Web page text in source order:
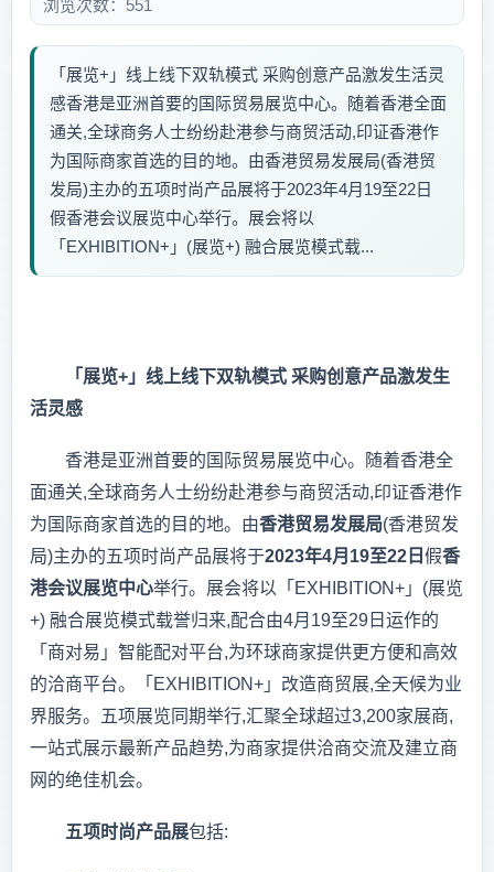
浏览次数：551
「展览+」线上线下双轨模式 采购创意产品激发生活灵
感香港是亚洲首要的国际贸易展览中心。随着香港全面
通关,全球商务人士纷纷赴港参与商贸活动,印证香港作
为国际商家首选的目的地。由香港贸易发展局(香港贸
发局)主办的五项时尚产品展将于2023年4月19至22日
假香港会议展览中心举行。展会将以
「EXHIBITION+」(展览+) 融合展览模式载...
「展览+ 」线上线下双轨模式 采购创意产品激发生
活灵感
香港是亚洲首要的国际贸易展览中心。随着香港全
面通关,全球商务人士纷纷赴港参与商贸活动,印证香港作
为国际商家首选的目的地。由香港贸易发展局(香港贸发
局)主办的五项时尚产品展将于2023年4月 19至22 日 假香
港会议展览中心举行。展会将以「EXHIBITION+」(展览
+) 融合展览模式载誉归来,配合由4月19至29日运作的
「商对易」智能配对平台,为环球商家提供更方便和高效
的洽商平台。「EXHIBITION+」改造商贸展,全天候为业
界服务。五项展览同期举行,汇聚全球超过3,200家展商,
一站式展示最新产品趋势,为商家提供洽商交流及建立商
网的绝佳机会。
五项时尚产品展包括: